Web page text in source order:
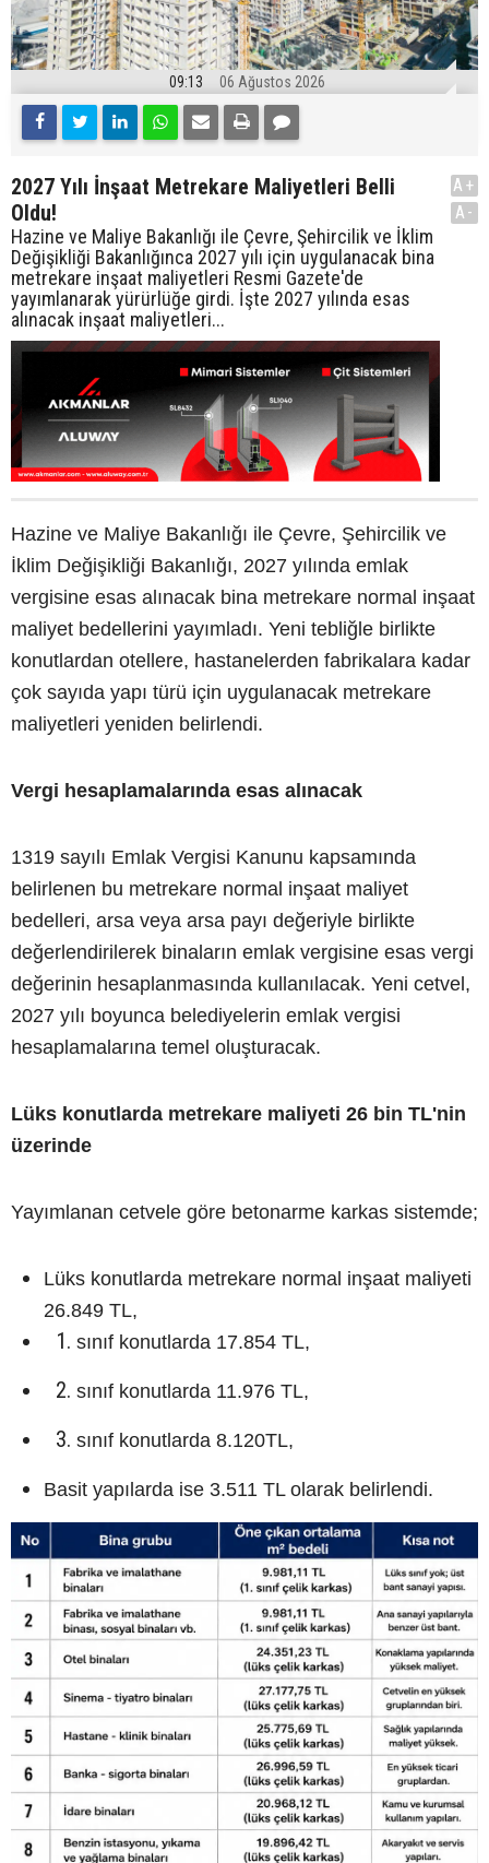
09:13 06 Ağustos 2026
2027 Yılı İnşaat Metrekare Maliyetleri Belli
Oldu!
Hazine ve Maliye Bakanlığı ile Çevre, Şehircilik ve İklim
Değişikliği Bakanlığınca 2027 yılı için uygulanacak bina
metrekare inşaat maliyetleri Resmi Gazete'de
yayımlanarak yürürlüğe girdi. İşte 2027 yılında esas
alınacak inşaat maliyetleri...
A+
A-
Hazine ve Maliye Bakanlığı ile Çevre, Şehircilik ve
İklim Değişikliği Bakanlığı, 2027 yılında emlak
vergisine esas alınacak bina metrekare normal inşaat
maliyet bedellerini yayımladı. Yeni tebliğle birlikte
konutlardan otellere, hastanelerden fabrikalara kadar
çok sayıda yapı türü için uygulanacak metrekare
maliyetleri yeniden belirlendi.
Vergi hesaplamalarında esas alınacak
1319 sayılı Emlak Vergisi Kanunu kapsamında
belirlenen bu metrekare normal inşaat maliyet
bedelleri, arsa veya arsa payı değeriyle birlikte
değerlendirilerek binaların emlak vergisine esas vergi
değerinin hesaplanmasında kullanılacak. Yeni cetvel,
2027 yılı boyunca belediyelerin emlak vergisi
hesaplamalarına temel oluşturacak.
Lüks konutlarda metrekare maliyeti 26 bin TL'nin
üzerinde
Yayımlanan cetvele göre betonarme karkas sistemde;
Lüks konutlarda metrekare normal inşaat maliyeti
26.849 TL,
sınıf konutlarda 17.854 TL,
sınıf konutlarda 11.976 TL,
sınıf konutlarda 8.120TL,
Basit yapılarda ise 3.511 TL olarak belirlendi.